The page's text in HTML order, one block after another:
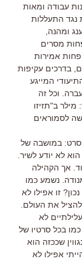
עבודה ומאות
נגד התעללות
ומהנה,
מסרים
פחות אמירות
בדרכים עקיפות
המייגע
וכל זה
מילר ב"תזיזו
לסמוראים
במושבה של
הוא לא יודע לשיר.
אך הקהילה
נשמע כמו
זו אפילו לא
את העולם.
לא
בכל סרטיו של
שככזה הוא
אפילו לא